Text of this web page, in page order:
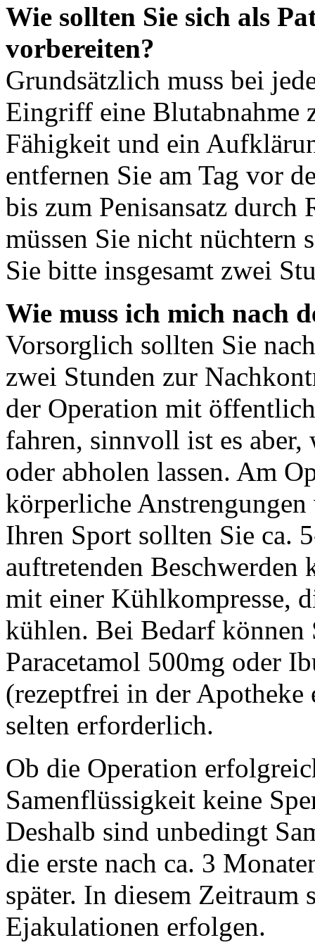
Wie sollten Sie sich als
vorbereiten?
Grundsätzlich muss bei
Eingriff eine Blutabnahme
Fähigkeit und ein
entfernen Sie am Tag vor
bis zum Penisansatz durch
müssen Sie nicht nüchtern
Sie bitte insgesamt zwei
Wie muss ich mich nach
Vorsorglich sollten Sie
zwei Stunden zur
der Operation mit
fahren, sinnvoll ist es aber,
oder abholen lassen. Am
körperliche
Ihren Sport sollten Sie ca.
auftretenden Beschwerden
mit einer Kühlkompresse,
kühlen. Bei Bedarf können
Paracetamol 500mg oder
(rezeptfrei in der
selten erforderlich.
Ob die Operation
Samenflüssigkeit keine
Deshalb sind unbedingt
die erste nach ca. 3
später. In diesem Zeitraum
Ejakulationen erfolgen.